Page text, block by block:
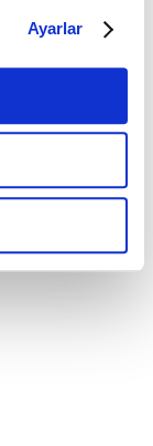
bilgi için
uyarınca
daha
Ayarlar